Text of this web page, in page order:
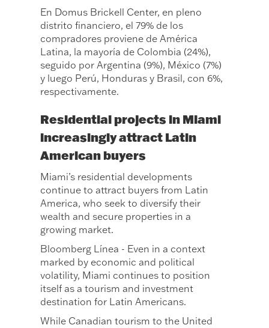
En Domus Brickell Center, en pleno
distrito financiero, el 79% de los
compradores proviene de América
Latina, la mayoría de Colombia (24%),
seguido por Argentina (9%), México (7%)
y luego Perú, Honduras y Brasil, con 6%,
respectivamente.
Residential projects in Miami
increasingly attract Latin
American buyers
Miami’s residential developments
continue to attract buyers from Latin
America, who seek to diversify their
wealth and secure properties in a
growing market.
Bloomberg Línea - Even in a context
marked by economic and political
volatility, Miami continues to position
itself as a tourism and investment
destination for Latin Americans.
While Canadian tourism to the United